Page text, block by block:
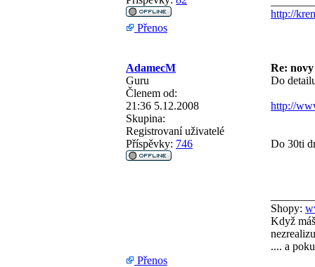
http://
Přenos
AdamecM
Re:
Guru
Členem od:
21:36 5.12.2008
Skupina:
Registrovaní uživatelé
Příspěvky: 746
Do
http://
Do 30ti
Shopy:
Když
.... a
Přenos